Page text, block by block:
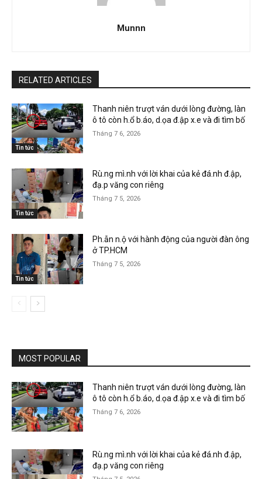
Munnn
RELATED ARTICLES
Tin tức
Thanh niên trượt ván dưới lòng đường, làn
ô tô còn h.ổ b.áo, d.ọa đ.ập x.e và đi tìm bố
Tháng 7 6, 2026
Tin tức
Rù.ng mì.nh với lời khai của kẻ đá.nh đ.ập,
đạ.p văng con riêng
Tháng 7 5, 2026
Tin tức
Ph.ẫn n.ộ với hành động của người đàn ông
ở TP.HCM
Tháng 7 5, 2026
MOST POPULAR
Thanh niên trượt ván dưới lòng đường, làn
ô tô còn h.ổ b.áo, d.ọa đ.ập x.e và đi tìm bố
Tháng 7 6, 2026
Rù.ng mì.nh với lời khai của kẻ đá.nh đ.ập,
đạ.p văng con riêng